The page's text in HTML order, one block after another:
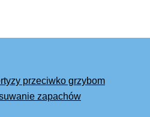
przeciwko grzybom
zapachów